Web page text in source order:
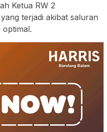
Ketua RW 2
terjadi akibat saluran
optimal.